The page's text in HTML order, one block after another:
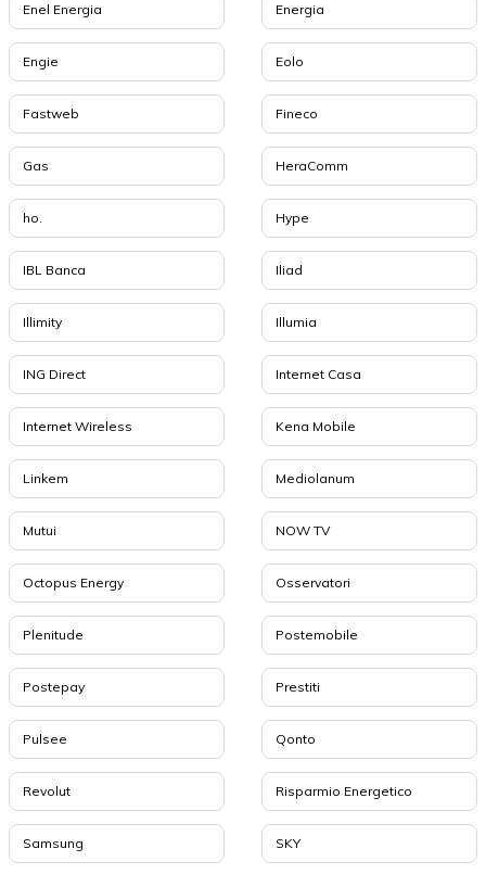
Enel Energia Energia
Engie Eolo
Fastweb Fineco
Gas HeraComm
ho. Hype
IBL Banca Iliad
Illimity Illumia
ING Direct Internet Casa
Internet Wireless Kena Mobile
Linkem Mediolanum
Mutui NOW TV
Octopus Energy Osservatori
Plenitude Postemobile
Postepay Prestiti
Pulsee Qonto
Revolut Risparmio Energetico
Samsung SKY